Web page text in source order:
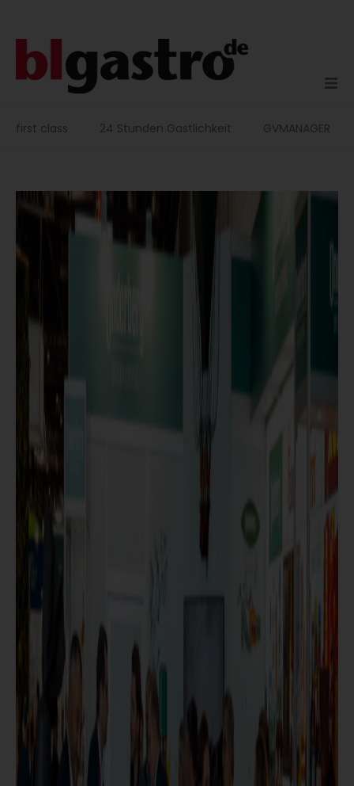
first class 24 Stunden Gastlichkeit GVMANAGER